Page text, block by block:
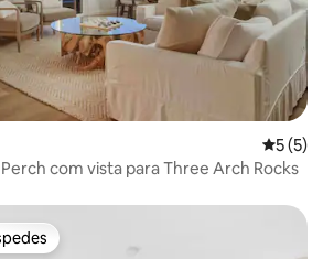
5 de
5 (5)
com vista para Three Arch Rocks